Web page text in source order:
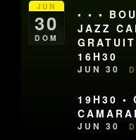
JUN
30
DOM
• • •
JAZZ
16H30
JUN 30
19H30 •
JUN 30